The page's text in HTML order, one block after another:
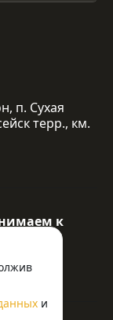
и
п. Сухая
терр., км.
к